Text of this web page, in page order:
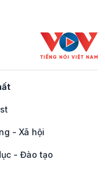
- Xã hội
- Đào tạo